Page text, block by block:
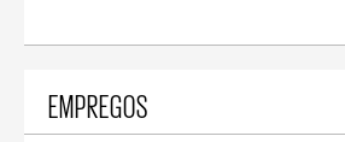
EMPREGOS